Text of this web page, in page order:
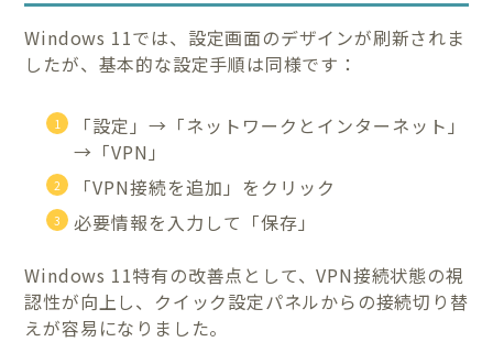
Windows 11では、設定画面のデザインが刷新されま
したが、基本的な設定手順は同様です：
「設定」→「ネットワークとインターネット」
→「VPN」
「VPN接続を追加」をクリック
必要情報を入力して「保存」
Windows 11特有の改善点として、VPN接続状態の視
認性が向上し、クイック設定パネルからの接続切り替
えが容易になりました。